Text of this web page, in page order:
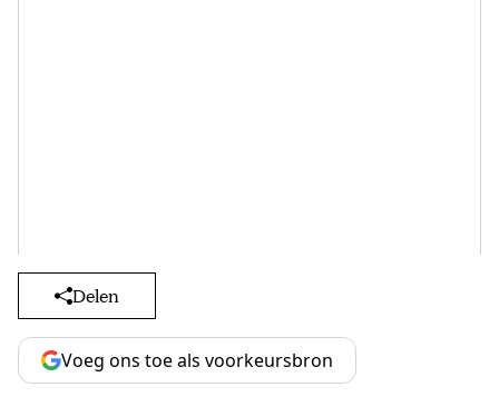
Delen
Voeg ons toe als voorkeursbron